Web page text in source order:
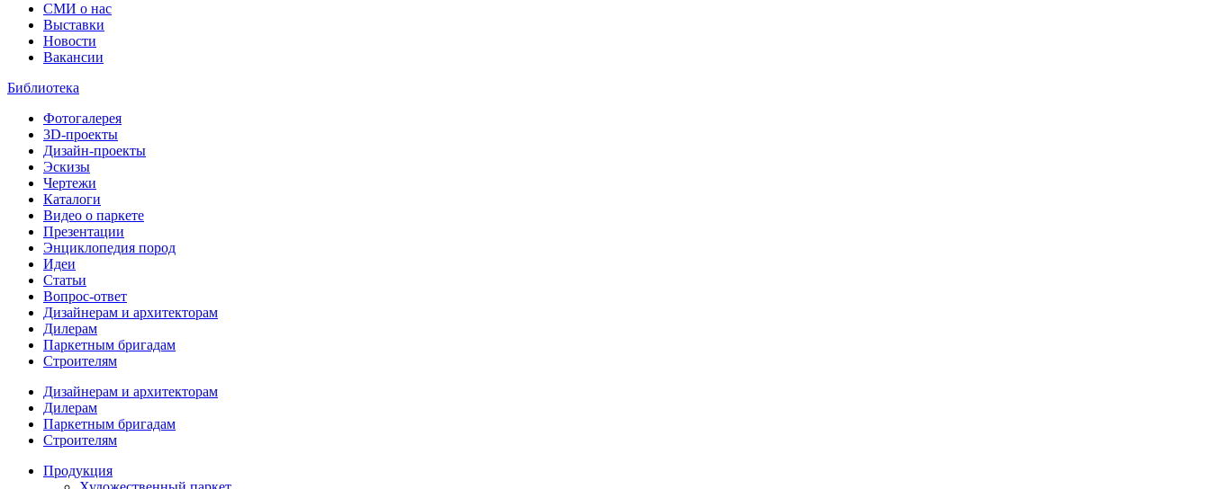
СМИ о нас
Выставки
Новости
Вакансии
Библиотека
Фотогалерея
3D-проекты
Дизайн-проекты
Эскизы
Чертежи
Каталоги
Видео о паркете
Презентации
Энциклопедия пород
Идеи
Статьи
Вопрос-ответ
Дизайнерам и архитекторам
Дилерам
Паркетным бригадам
Строителям
Дизайнерам и архитекторам
Дилерам
Паркетным бригадам
Строителям
Продукция